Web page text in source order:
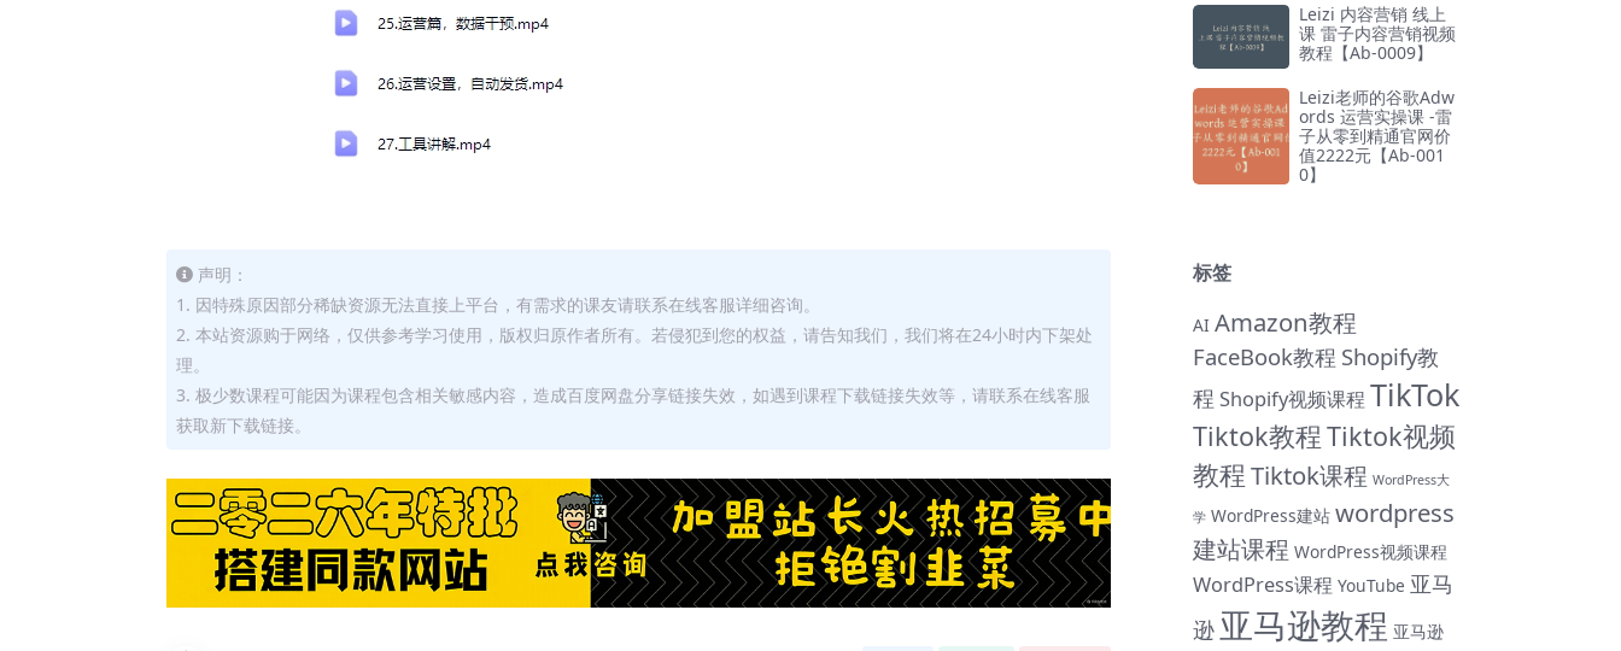
声明：
1. 因特殊原因部分稀缺资源无法直接上平台，有需求的课友请联系在线客服详细咨询。
2. 本站资源购于网络，仅供参考学习使用，版权归原作者所有。若侵犯到您的权益，请告知我们，我们将在24小时内下架处
理。
3. 极少数课程可能因为课程包含相关敏感内容，造成百度网盘分享链接失效，如遇到课程下载链接失效等，请联系在线客服
获取新下载链接。
Leizi 内容营销 线上
课 雷子内容营销视频
教程【Ab-0009】
Leizi老师的谷歌Adw
ords 运营实操课 -雷
子从零到精通官网价
值2222元【Ab-001
0】
标签
AI Amazon教程
FaceBook教程 Shopify教
程 Shopify视频课程 TikTok
Tiktok教程Tiktok视频
教程Tiktok课程 WordPress大
学 WordPress建站 wordpress
建站课程 WordPress视频课程
WordPress课程 YouTube 亚马
逊 亚马逊教程 亚马逊